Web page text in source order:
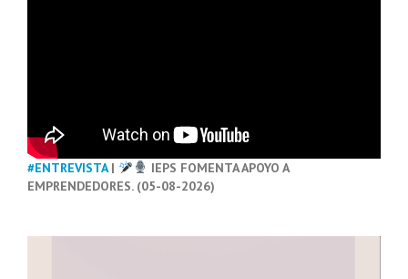
#ENTREVISTA|
IEPS FOMENTA APOYO A
EMPRENDEDORES. (05-08-2026)